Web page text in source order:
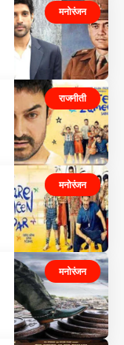
मनोरंजन
राजनीती
मनोरंजन
मनोरंजन